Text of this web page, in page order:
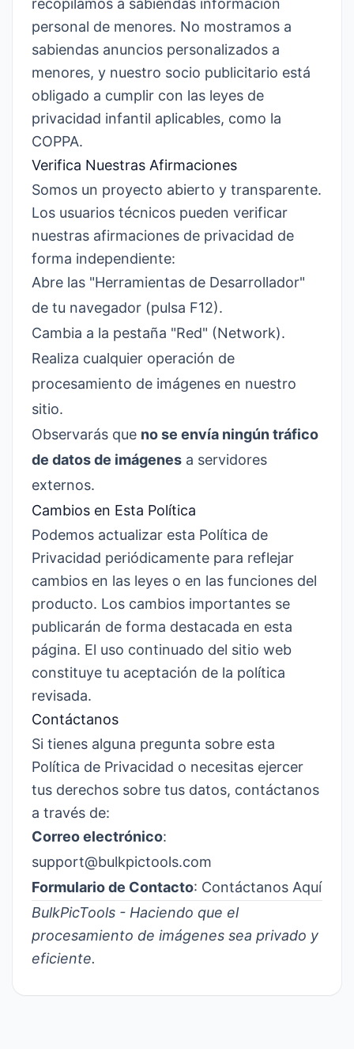
recopilamos a sabiendas información
personal de menores. No mostramos a
sabiendas anuncios personalizados a
menores, y nuestro socio publicitario está
obligado a cumplir con las leyes de
privacidad infantil aplicables, como la
COPPA.
Verifica Nuestras Afirmaciones
Somos un proyecto abierto y transparente.
Los usuarios técnicos pueden verificar
nuestras afirmaciones de privacidad de
forma independiente:
Abre las "Herramientas de Desarrollador"
de tu navegador (pulsa F12).
Cambia a la pestaña "Red" (Network).
Realiza cualquier operación de
procesamiento de imágenes en nuestro
sitio.
Observarás que no se envía ningún tráfico
de datos de imágenes a servidores
externos.
Cambios en Esta Política
Podemos actualizar esta Política de
Privacidad periódicamente para reflejar
cambios en las leyes o en las funciones del
producto. Los cambios importantes se
publicarán de forma destacada en esta
página. El uso continuado del sitio web
constituye tu aceptación de la política
revisada.
Contáctanos
Si tienes alguna pregunta sobre esta
Política de Privacidad o necesitas ejercer
tus derechos sobre tus datos, contáctanos
a través de:
Correo electrónico:
support@bulkpictools.com
Formulario de Contacto: Contáctanos Aquí
BulkPicTools - Haciendo que el
procesamiento de imágenes sea privado y
eficiente.